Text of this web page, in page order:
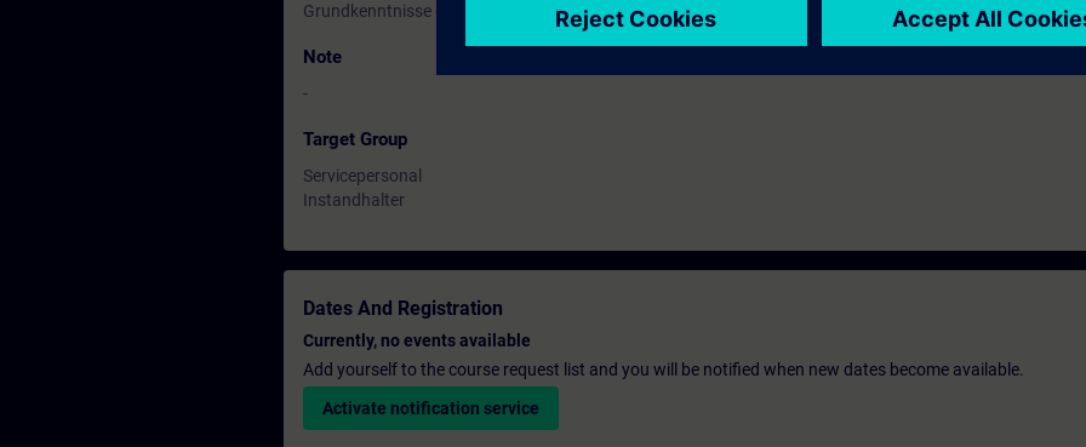
Grundkenntnisse der Antriebstechnik
Note
-
Target Group
Servicepersonal
Instandhalter
Dates And Registration
Currently, no events available
Add yourself to the course request list and you will be notified when new dates become available.
Activate notification service